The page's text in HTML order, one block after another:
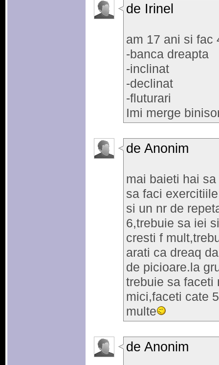
de Irinel
am 17 ani si fac
-banca dreapta
-inclinat
-declinat
-fluturari
Imi merge
de Anonim
mai baieti hai
sa faci
si un nr de
6,trebuie sa iei
cresti f
arati ca dreaq
de picioare.la
trebuie sa faceti
mici,faceti cate
multe
de Anonim